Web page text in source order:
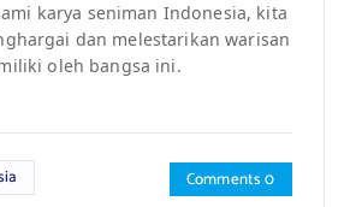
karya seniman Indonesia, kita
dan melestarikan warisan
oleh bangsa ini.
Comments 0